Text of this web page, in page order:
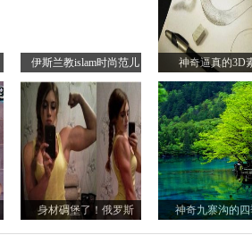
伊斯兰教islam时尚范儿 神奇逼真的3D
身材碉堡了！俄罗斯 神奇九寨沟的